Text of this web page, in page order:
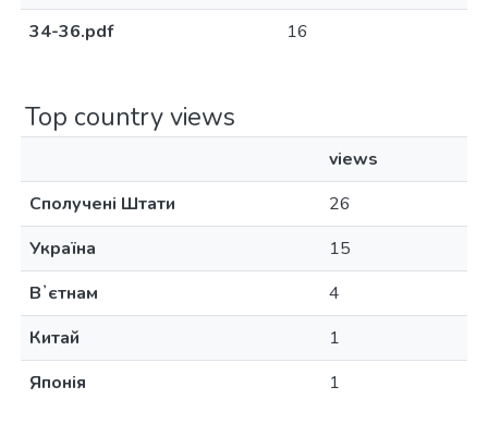
34-36.pdf
16
Top country views
views
Сполучені Штати
26
Україна
15
Вʼєтнам
4
Китай
1
Японія
1